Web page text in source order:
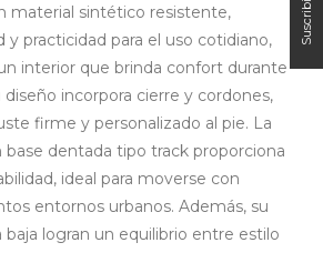
material sintético resistente,
y practicidad para el uso cotidiano,
interior que brinda confort durante
diseño incorpora cierre y cordones,
firme y personalizado al pie. La
base dentada tipo track proporciona
ideal para moverse con
entornos urbanos. Además, su
logran un equilibrio entre estilo